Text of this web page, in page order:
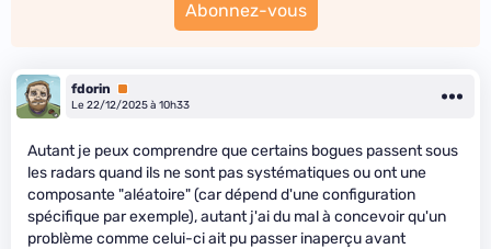
Abonnez-vous
fdorin
Premium
Le 22/12/2025 à 10h33
Autant je peux comprendre que certains bogues passent sous
les radars quand ils ne sont pas systématiques ou ont une
composante "aléatoire" (car dépend d'une configuration
spécifique par exemple), autant j'ai du mal à concevoir qu'un
problème comme celui-ci ait pu passer inaperçu avant